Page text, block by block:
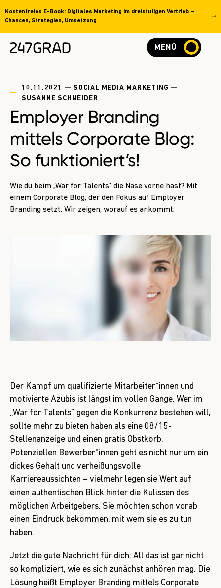
Kostenfreies E-Book: Digitales Marketing im dreistufigen Vertrieb –
Chancen, Strategien, Umsetzung
MENÜ
10.11.2021 — SOCIAL MEDIA MARKETING —
SUSANNE SCHNEIDER
Employer Branding
mittels Corporate Blog:
So funktioniert’s!
Wie du beim „War for Talents“ die Nase vorne hast? Mit
einem Corporate Blog, der den Fokus auf Employer
Branding setzt. Wir zeigen, worauf es ankommt.
Der Kampf um qualifizierte Mitarbeiter*innen und
motivierte Azubis ist längst im vollen Gange. Wer im
„War for Talents“ gegen die Konkurrenz bestehen will,
sollte mehr zu bieten haben als eine 08/15-
Stellenanzeige und einen gratis Obstkorb.
Potenziellen Bewerber*innen geht es nicht nur um ein
dickes Gehalt und verheißungsvolle
Karriereaussichten – vielmehr legen sie Wert auf
einen authentischen Blick hinter die Kulissen des
möglichen Arbeitgebers. Sie möchten schon vorab
einen Eindruck bekommen, mit wem sie es zu tun
haben.
Jetzt die gute Nachricht für dich: All das ist gar nicht
so kompliziert, wie es sich zunächst anhören mag. Die
Lösung heißt Employer Branding mittels Corporate